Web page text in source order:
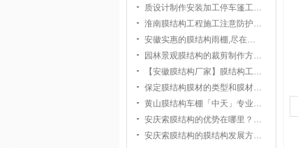
质设计制作安装加工停车篷工…
淮南膜结构工程施工注意防护…
安徽实惠的膜结构雨棚,尽在…
园林景观膜结构的裁剪制作方…
【安徽膜结构厂家】膜结构工…
保定膜结构膜材的类型和膜材…
黄山膜结构车棚「中天」专业…
安庆索膜结构的优势在哪里？…
安庆索膜结构的膜结构发展方…